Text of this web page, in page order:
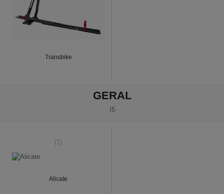
Transbike
GERAL
I5
(1)
Alicate